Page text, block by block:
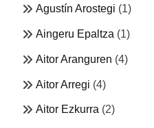
Agustín Arostegi (1)
Aingeru Epaltza (1)
Aitor Aranguren (4)
Aitor Arregi (4)
Aitor Ezkurra (2)